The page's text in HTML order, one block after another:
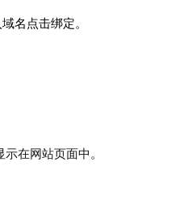
名点击绑定。
在网站页面中。